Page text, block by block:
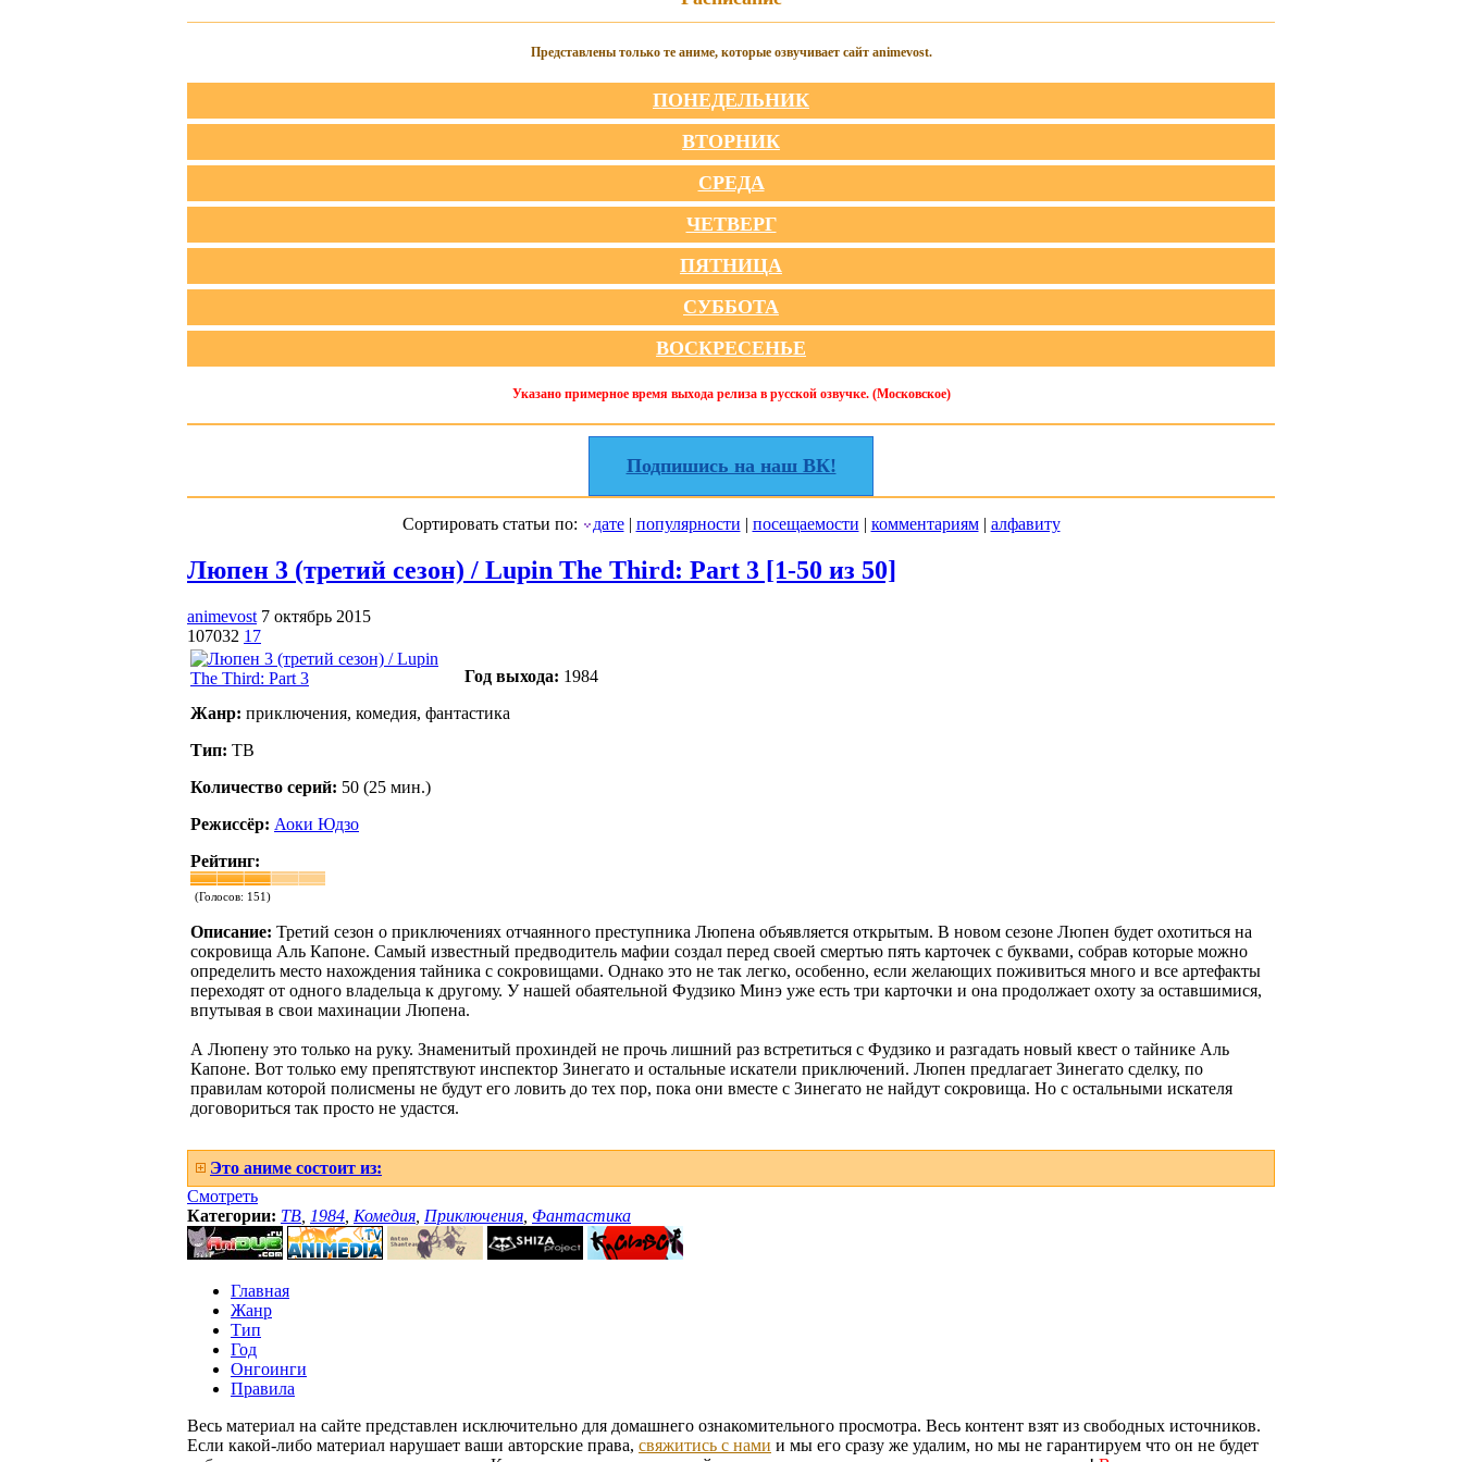
Представлены только те аниме, которые озвучивает сайт animevost.
ПОНЕДЕЛЬНИК
ВТОРНИК
СРЕДА
ЧЕТВЕРГ
ПЯТНИЦА
СУББОТА
ВОСКРЕСЕНЬЕ
Указано примерное время выхода релиза в русской озвучке. (Московское)
Подпишись на наш ВК!
Сортировать статьи по: дате| популярности | посещаемости | комментариям| алфавиту
Люпен 3 (третий сезон) / Lupin The Third: Part 3 [1-50 из 50]
animevost 7 октябрь 2015
107032 17
Год выхода: 1984
Жанр: приключения, комедия, фантастика
Тип: ТВ
Количество серий: 50 (25 мин.)
Режиссёр: Аоки Юдзо
Рейтинг:
(Голосов: 151)
Описание: Третий сезон о приключениях отчаянного преступника Люпена объявляется открытым. В новом сезоне Люпен будет охотиться на
сокровища Аль Капоне. Самый известный предводитель мафии создал перед своей смертью пять карточек с буквами, собрав которые можно
определить место нахождения тайника с сокровищами. Однако это не так легко, особенно, если желающих поживиться много и все артефакты
переходят от одного владельца к другому. У нашей обаятельной Фудзико Минэ уже есть три карточки и она продолжает охоту за оставшимися,
впутывая в свои махинации Люпена.
А Люпену это только на руку. Знаменитый прохиндей не прочь лишний раз встретиться с Фудзико и разгадать новый квест о тайнике Аль
Капоне. Вот только ему препятствуют инспектор Зинегато и остальные искатели приключений. Люпен предлагает Зинегато сделку, по
правилам которой полисмены не будут его ловить до тех пор, пока они вместе с Зинегато не найдут сокровища. Но с остальными искателя
договориться так просто не удастся.
Это аниме состоит из:
Смотреть
Категории: ТВ 1984 Комедия Приключения Фантастика
Главная
Жанр
Тип
Год
Онгоинги
Правила
Весь материал на сайте представлен исключительно для домашнего ознакомительного просмотра. Весь контент взят из свободных источников.
Если какой-либо материал нарушает ваши авторские права, свяжитись с нами и мы его сразу же удалим, но мы не гарантируем что он не будет